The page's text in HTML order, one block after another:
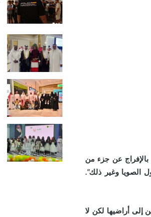
عن جزء من
الصويا وغير ذلك”.
أراضيها لكن لا